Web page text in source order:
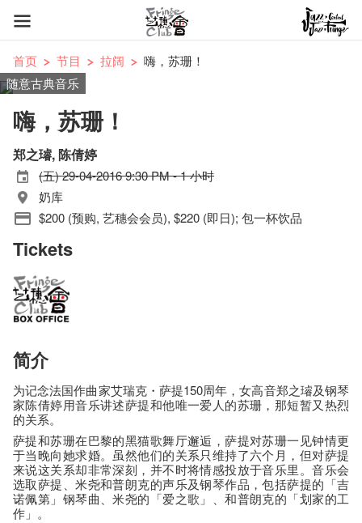
首页 节目 拉阔
嗨，苏珊！
随意古典音乐
嗨，苏珊！
郑之璿, 陈倩婷
(五) 29-04-2016 9:30 PM - 1 小时
奶库
$200 (预购, 艺穗会会员), $220 (即日); 包一杯饮品
Tickets
简介
为记念法国作曲家艾瑞克・萨提150周年，女高音郑之璿及钢琴
家陈倩婷用音乐讲述萨提和他唯一爱人的苏珊，那短暂又热烈
的关系。
萨提和苏珊在巴黎的黑猫歌舞厅邂逅，萨提对苏珊一见钟情更
于当晚向她求婚。虽然他们的关系只维持了六个月，但对萨提
来说这关系却非常深刻，并不时将情感投放于音乐里。音乐会
选取萨提、米尧和普朗克的声乐及钢琴作品，包括萨提的「吉
诺佩第」钢琴曲、米尧的「爱之歌」、和普朗克的「划家的工
作」。